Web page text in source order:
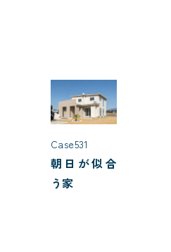
Case531
朝日が似合
う家